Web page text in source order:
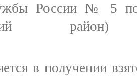
России № 5 по
в получении